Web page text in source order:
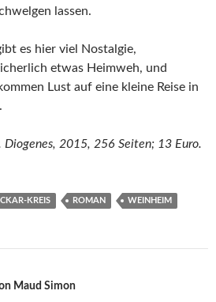
lassen.
es hier viel Nostalgie,
etwas Heimweh, und
Lust auf eine kleine Reise in
Diogenes, 2015, 256 Seiten; 13 Euro.
KREIS ROMAN WEINHEIM
Maud Simon